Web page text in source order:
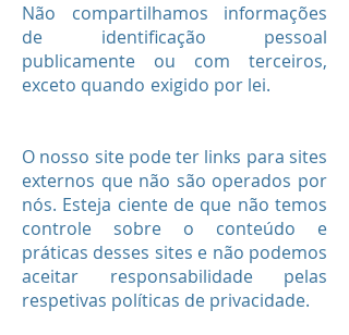
Não compartilhamos informações
de identificação pessoal
publicamente ou com terceiros,
exceto quando exigido por lei.
O nosso site pode ter links para sites
externos que não são operados por
nós. Esteja ciente de que não temos
controle sobre o conteúdo e
práticas desses sites e não podemos
aceitar responsabilidade pelas
respetivas políticas de privacidade.